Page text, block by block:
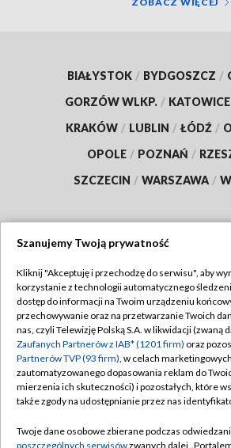
BIAŁYSTOK / BYDGOSZCZ /
GORZÓW WLKP. / KATOWICE
KRAKÓW / LUBLIN / ŁÓDŹ /
OPOLE / POZNAŃ /
SZCZECIN / WARSZAWA /
TVP
Abonament TVP
Emisja w TVP
Centrum informacji TVP
Naziemna Telewizja Cyfrowa
Rada Programowa
Regulamin TVP
Polityka
Moje zgody
Pomoc
Szanujemy Twoją prywatność
Kliknij "Akceptuję i przechodzę do serwisu", aby
korzystanie z technologii automatycznego
dostęp do informacji na Twoim urządzeniu
przechowywanie oraz na przetwarzanie Twoich
nas, czyli Telewizję Polską S.A. w likwidacji (zwaną
Zaufanych Partnerów z IAB* (1201 firm) oraz
Partnerów TVP (93 firm), w celach
zautomatyzowanego dopasowania reklam do
mierzenia ich skuteczności) i pozostałych, które
także zgody na udostępnianie przez nas
Twoje dane osobowe zbierane podczas
poszczególnych serwisówzwanych dalej